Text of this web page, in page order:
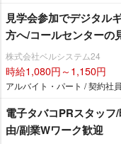
見学会参加でデジタル
方へ/コールセンターの
株式会社ベルシステム24
時給1,080円～1,150円
アルバイト・パート / 契約社
電子タバコPRスタッフ
由/副業Wワーク歓迎